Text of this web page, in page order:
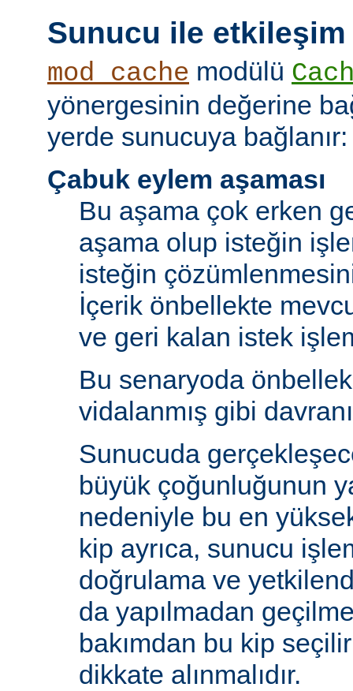
Sunucu ile etkileşim
mod_cache modülü
yönergesinin değerine
yerde sunucuya bağlanır:
Çabuk eylem aşaması
Bu aşama çok erken
aşama olup isteğin
isteğin
İçerik önbellekte
ve geri kalan istek
Bu senaryoda
vidalanmış gibi
Sunucuda
büyük çoğunluğunun
nedeniyle bu en
kip ayrıca, sunucu
doğrulama ve
da yapılmadan
bakımdan bu kip
dikkate alınmalıdır.